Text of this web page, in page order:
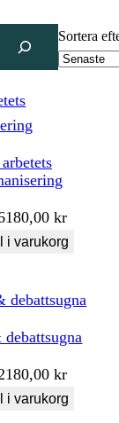
Sortera
180,00kr
i varukorg
180,00kr
i varukorg